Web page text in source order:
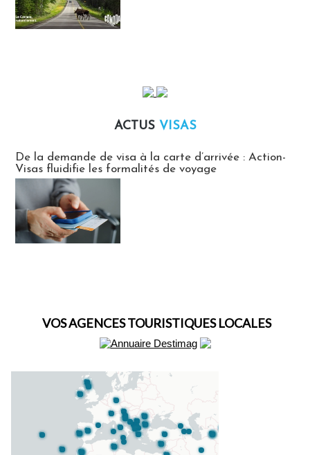
ACTUS VISAS
De la demande de visa à la carte d’arrivée : Action-
Visas fluidifie les formalités de voyage
VOS AGENCES TOURISTIQUES LOCALES